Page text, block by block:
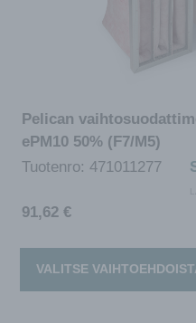
Pelican
ePM10 50% (F7/M5)
Tuotenro: 471011277
91,62 €
VALITSE